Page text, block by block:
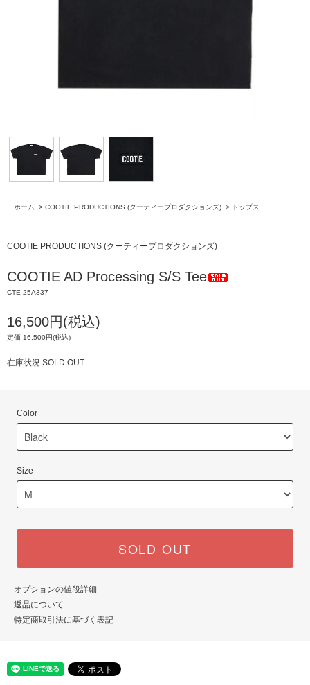
ホーム > COOTIE PRODUCTIONS (クーティープロダクションズ) > トップス
COOTIE PRODUCTIONS (クーティープロダクションズ)
COOTIE AD Processing S/S Tee
CTE-25A337
16,500円(税込)
定価 16,500円(税込)
在庫状況 SOLD OUT
Color
Size
SOLD OUT
オプションの値段詳細
返品について
特定商取引法に基づく表記